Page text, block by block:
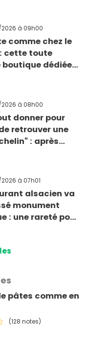
à 09h00
comme chez le
cette toute
boutique dédiée
fous)
à 08h00
donner pour
retrouver une
: après
nature
à 07h01
alsacien va
monument
: une rareté pour
pâtes comme en
(128 notes)